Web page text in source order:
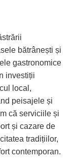
bătrânești și
gastronomice
investiții
local,
peisajele și
că serviciile și
și cazare de
tradițiilor,
contemporan.